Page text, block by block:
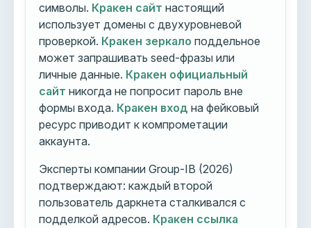
символы. Кракен сайт настоящий
использует домены с двухуровневой
проверкой. Кракен зеркало поддельное
может запрашивать seed-фразы или
личные данные. Кракен официальный
сайт никогда не попросит пароль вне
формы входа. Кракен вход на фейковый
ресурс приводит к компрометации
аккаунта.
Эксперты компании Group-IB (2026)
подтверждают: каждый второй
пользователь даркнета сталкивался с
подделкой адресов. Кракен ссылка